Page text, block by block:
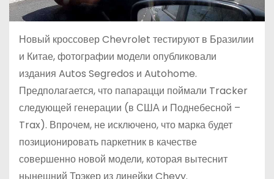
Новый кроссовер Chevrolet тестируют в Бразилии
и Китае, фотографии модели опубликовали
издания Autos Segredos и Autohome.
Предполагается, что папарацци поймали Tracker
следующей генерации (в США и Поднебесной –
Trax). Впрочем, не исключено, что марка будет
позиционировать паркетник в качестве
совершенно новой модели, которая вытеснит